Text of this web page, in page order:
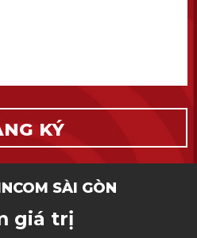
SÀI GÒN
giá trị